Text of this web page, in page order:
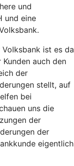
und
und eine
Volksbank ist es da
auch den
der
stellt, auf
bei
uns die
der
der
eigentlich